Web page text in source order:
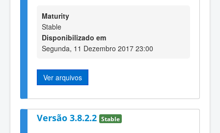
Maturity
Stable
Disponibilizado em
Segunda, 11 Dezembro 2017 23:00
Ver arquivos
Versão 3.8.2.2 Stable